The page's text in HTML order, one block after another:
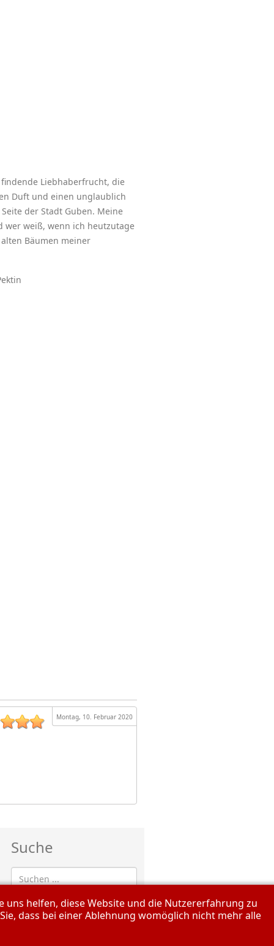
Liebhaberfrucht, die
Duft und einen unglaublich
der Stadt Guben. Meine
wer weiß, wenn ich heutzutage
Bäumen meiner
Montag, 10. Februar 2020
Suche
uns helfen, diese Website und die Nutzererfahrung zu
dass bei einer Ablehnung womöglich nicht mehr alle